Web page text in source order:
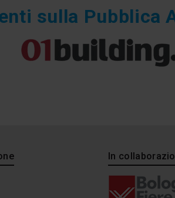
sulla Pubblica
In